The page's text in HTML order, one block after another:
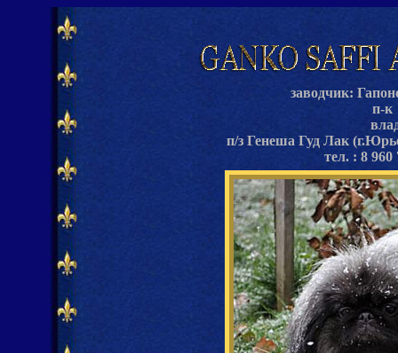
заводчик:
п-к
п/з Генеша Гуд Лак
тел. : 8 960